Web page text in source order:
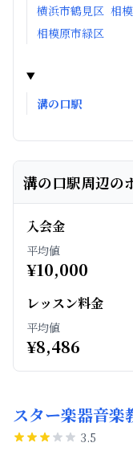
横浜市鶴見区 相
相模原市緑区
溝の口駅
溝の口駅周辺の
入会金
平均値
¥10,000
レッスン料金
平均値
¥8,486
スター楽器音楽
3.5